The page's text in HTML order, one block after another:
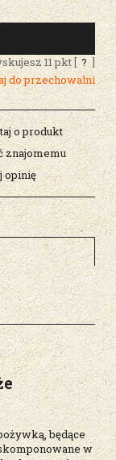
11pkt [ ? ]
do przechowalni
o produkt
znajomemu
opinię
kosztów
będące
w